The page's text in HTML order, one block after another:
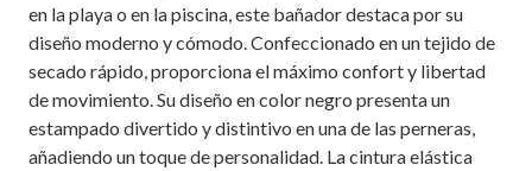
en la playa o en la piscina, este bañador destaca por su
diseño moderno y cómodo. Confeccionado en un tejido de
secado rápido, proporciona el máximo confort y libertad
de movimiento. Su diseño en color negro presenta un
estampado divertido y distintivo en una de las perneras,
añadiendo un toque de personalidad. La cintura elástica